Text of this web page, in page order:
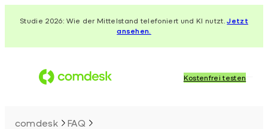
InhaltStudie 2026: Wie der Mittelstand telefoniert und KI nutzt.Jetzt
ansehen.
Kostenfrei testen
comdesk
FAQ